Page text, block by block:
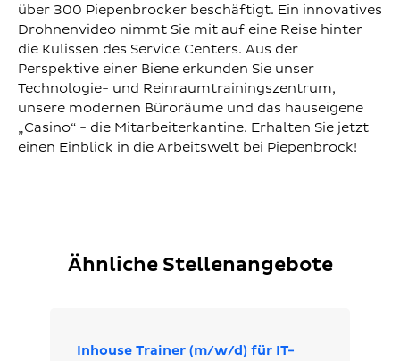
über 300 Piepenbrocker beschäftigt. Ein innovatives
Drohnenvideo nimmt Sie mit auf eine Reise hinter
die Kulissen des Service Centers. Aus der
Perspektive einer Biene erkunden Sie unser
Technologie- und Reinraumtrainingszentrum,
unsere modernen Büroräume und das hauseigene
„Casino“ - die Mitarbeiterkantine. Erhalten Sie jetzt
einen Einblick in die Arbeitswelt bei Piepenbrock!
Ähnliche Stellenangebote
Inhouse Trainer (m/w/d) für IT-